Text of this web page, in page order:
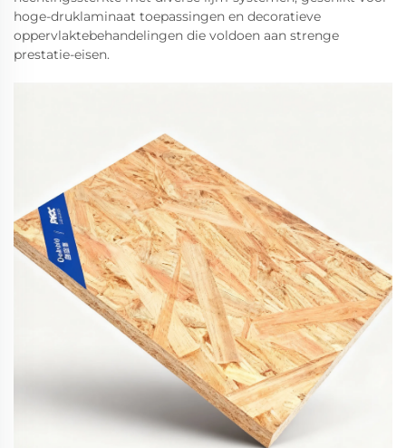
hoge-druklaminaat toepassingen en decoratieve
oppervlaktebehandelingen die voldoen aan strenge
prestatie-eisen.